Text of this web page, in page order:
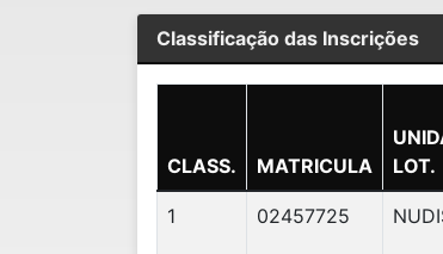
Classificação das Inscrições
CLASS. MATRICULA
LOT.
1 02457725